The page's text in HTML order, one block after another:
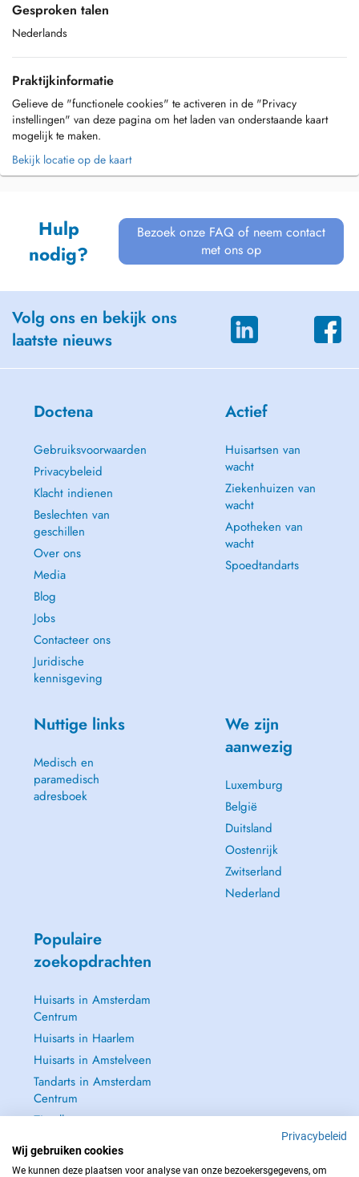
Gesproken talen
Nederlands
Praktijkinformatie
Gelieve de "functionele cookies" te activeren in de "Privacy
instellingen" van deze pagina om het laden van onderstaande kaart
mogelijk te maken.
Bekijk locatie op de kaart
Hulp
nodig?
Bezoek onze FAQ of neem contact
met ons op
Volg ons en bekijk ons
laatste nieuws
Doctena
Gebruiksvoorwaarden
Privacybeleid
Klacht indienen
Beslechten van
geschillen
Over ons
Media
Blog
Jobs
Contacteer ons
Juridische
kennisgeving
Actief
Huisartsen van
wacht
Ziekenhuizen van
wacht
Apotheken van
wacht
Spoedtandarts
Nuttige links
Medisch en
paramedisch
adresboek
We zijn
aanwezig
Luxemburg
België
Duitsland
Oostenrijk
Zwitserland
Nederland
Populaire
zoekopdrachten
Huisarts in Amsterdam
Centrum
Huisarts in Haarlem
Huisarts in Amstelveen
Tandarts in Amsterdam
Centrum
Zie alle →
Privacybeleid
Wij gebruiken cookies
We kunnen deze plaatsen voor analyse van onze bezoekersgegevens, om